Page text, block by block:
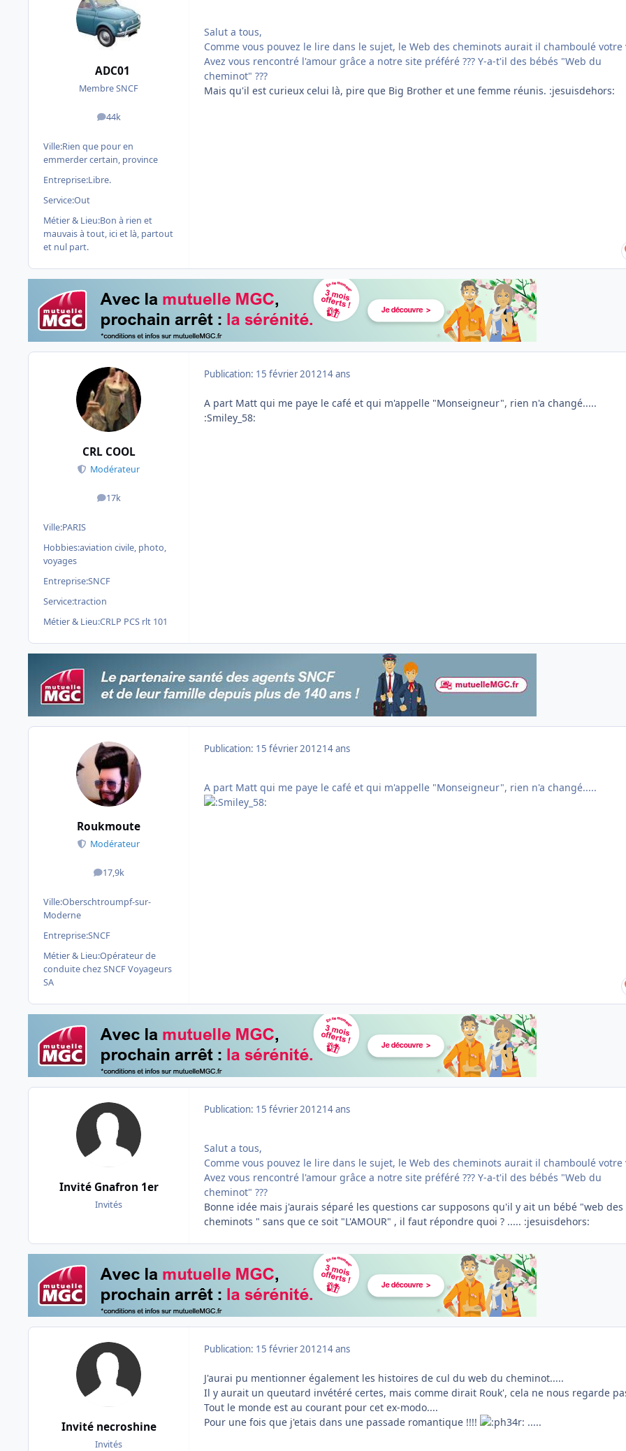
ADC01
Membre SNCF
44k
messages
Ville:Rien que pour en
emmerder certain, province
Entreprise:Libre.
Service:Out
Métier & Lieu:Bon à rien et
mauvais à tout, ici et là, partout
et nul part.
Salut a tous,
Comme vous pouvez le lire dans le sujet, le Web des cheminots aurait il chamboulé votre
Avez vous rencontré l'amour grâce a notre site préféré ??? Y-a-t'il des bébés "Web du
cheminot" ???
Mais qu'il est curieux celui là, pire que Big Brother et une femme réunis. :jesuisdehors:
CRL COOL
Modérateur
17k
messages
Ville:PARIS
Hobbies:aviation civile, photo,
voyages
Entreprise:SNCF
Service:traction
Métier & Lieu:CRLP PCS rlt 101
Publication: 15 février 201214 ans
A part Matt qui me paye le café et qui m'appelle "Monseigneur", rien n'a changé.....
:Smiley_58:
Roukmoute
Modérateur
17,9k
messages
Ville:Oberschtroumpf-sur-
Moderne
Entreprise:SNCF
Métier & Lieu:Opérateur de
conduite chez SNCF Voyageurs
SA
Publication: 15 février 201214 ans
A part Matt qui me paye le café et qui m'appelle "Monseigneur", rien n'a changé.....
Invité Gnafron 1er
Invités
Publication: 15 février 201214 ans
Salut a tous,
Comme vous pouvez le lire dans le sujet, le Web des cheminots aurait il chamboulé votre
Avez vous rencontré l'amour grâce a notre site préféré ??? Y-a-t'il des bébés "Web du
cheminot" ???
Bonne idée mais j'aurais séparé les questions car supposons qu'il y ait un bébé "web des
cheminots " sans que ce soit "L'AMOUR" , il faut répondre quoi ? ..... :jesuisdehors:
Invité necroshine
Invités
Publication: 15 février 201214 ans
J'aurai pu mentionner également les histoires de cul du web du cheminot.....
Il y aurait un queutard invétéré certes, mais comme dirait Rouk', cela ne nous regarde
Tout le monde est au courant pour cet ex-modo....
Pour une fois que j'etais dans une passade romantique !!!!
.....